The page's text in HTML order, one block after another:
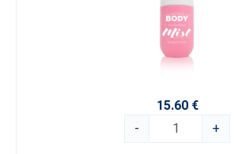
15.60 €
-
+